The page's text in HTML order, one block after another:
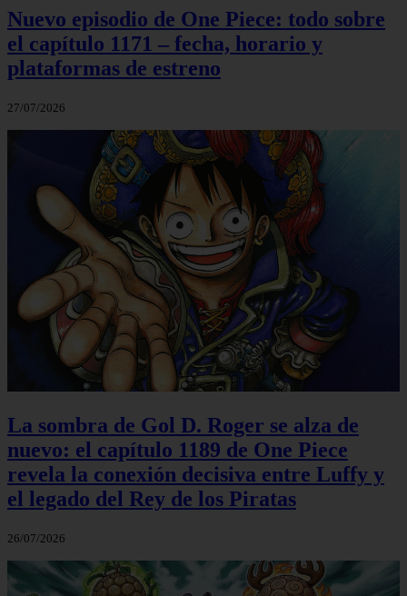
Nuevo episodio de One Piece: todo sobre
el capítulo 1171 – fecha, horario y
plataformas de estreno
27/07/2026
La sombra de Gol D. Roger se alza de
nuevo: el capítulo 1189 de One Piece
revela la conexión decisiva entre Luffy y
el legado del Rey de los Piratas
26/07/2026